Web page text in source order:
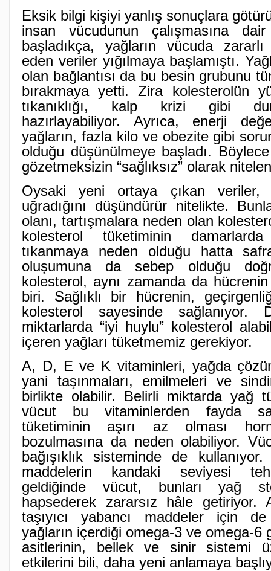
Eksik bilgi kişiyi yanlış sonuçlara
insan vücudunun çalışmasına
başladıkça, yağların vücuda
eden veriler yığılmaya başlamıştı.
olan bağlantısı da bu besin grubunu
bırakmaya yetti. Zira kolesterolün
tıkanıklığı, kalp krizi gibi
hazırlayabiliyor. Ayrıca, enerji
yağların, fazla kilo ve obezite gibi
olduğu düşünülmeye başladı.
gözetmeksizin “sağlıksız” olarak
Oysaki yeni ortaya çıkan veriler,
uğradığını düşündürür nitelikte.
olanı, tartışmalara neden olan
kolesterol tüketiminin
tıkanmaya neden olduğu hatta
oluşumuna da sebep olduğu
kolesterol, aynı zamanda da hücrenin
biri. Sağlıklı bir hücrenin,
kolesterol sayesinde sağlanıyor.
miktarlarda “iyi huylu” kolesterol
içeren yağları tüketmemiz gerekiyor.
A, D, E ve K vitaminleri, yağda
yani taşınmaları, emilmeleri ve
birlikte olabilir. Belirli miktarda yağ
vücut bu vitaminlerden fayda
tüketiminin aşırı az olması
bozulmasına da neden olabiliyor.
bağışıklık sisteminde de
maddelerin kandaki seviyesi
geldiğinde vücut, bunları yağ
hapsederek zararsız hâle getiriyor.
taşıyıcı yabancı maddeler için
yağların içerdiği omega-3 ve omega-6
asitlerinin, bellek ve sinir sistemi
etkilerini bili, daha yeni anlamaya